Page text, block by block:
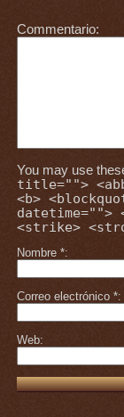
Commentario
You may use
title="">
<b>
datetime="">
<strike>
Nombre *
Correo electrónico *
Web